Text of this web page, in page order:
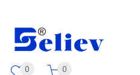
0 0